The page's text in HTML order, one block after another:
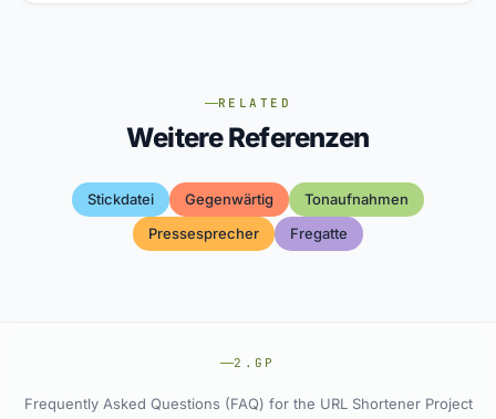
RELATED
Weitere Referenzen
Stickdatei Gegenwärtig
Tonaufnahmen
Pressesprecher
Fregatte
2.GP
Frequently Asked Questions (FAQ) for the URL Shortener Project